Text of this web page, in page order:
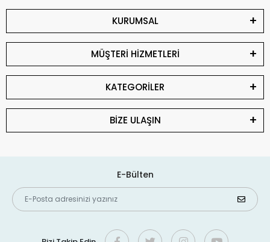
KURUMSAL
MÜŞTERİ HİZMETLERİ
KATEGORİLER
BİZE ULAŞIN
E-Bülten